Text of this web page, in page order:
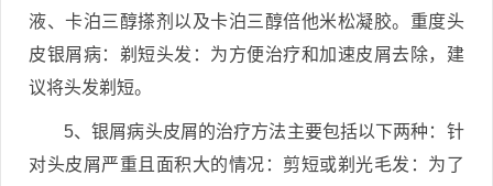
液、卡泊三醇搽剂以及卡泊三醇倍他米松凝胶。重度头
皮银屑病：剃短头发：为方便治疗和加速皮屑去除，建
议将头发剃短。
5、银屑病头皮屑的治疗方法主要包括以下两种：针
对头皮屑严重且面积大的情况：剪短或剃光毛发：为了